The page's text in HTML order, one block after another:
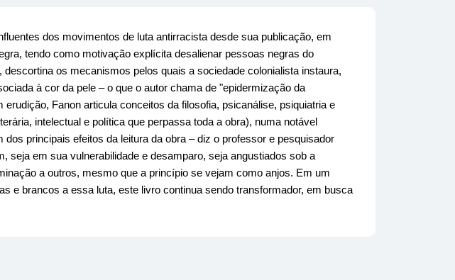
dos movimentos de luta antirracista desde sua publicação, em
tendo como motivação explícita desalienar pessoas negras do
os mecanismos pelos quais a sociedade colonialista instaura,
à cor da pele – o que o autor chama de "epidermização da
Fanon articula conceitos da filosofia, psicanálise, psiquiatria e
intelectual e política que perpassa toda a obra), numa notável
principais efeitos da leitura da obra – diz o professor e pesquisador
seja em sua vulnerabilidade e desamparo, seja angustiados sob a
a outros, mesmo que a princípio se vejam como anjos. Em um
e brancos a essa luta, este livro continua sendo transformador, em busca